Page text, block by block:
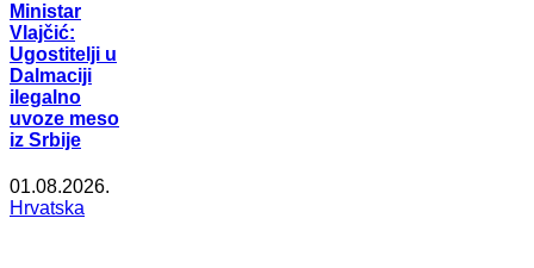
Ministar
Vlajčić:
Ugostitelji u
Dalmaciji
ilegalno
uvoze meso
iz Srbije
01.08.2026.
Hrvatska